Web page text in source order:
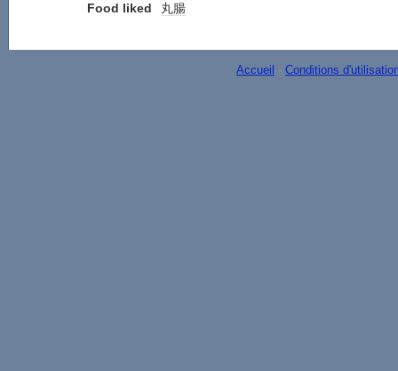
Food liked 丸腸
Accueil - Conditions